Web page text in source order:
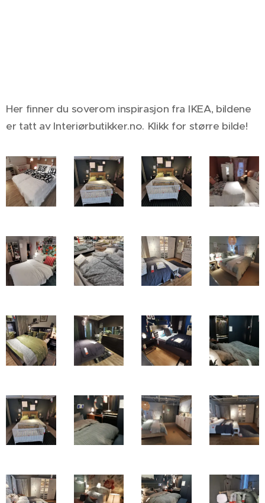
Her finner du soverom inspirasjon fra IKEA, bildene
er tatt av Interiørbutikker.no. Klikk for større bilde!